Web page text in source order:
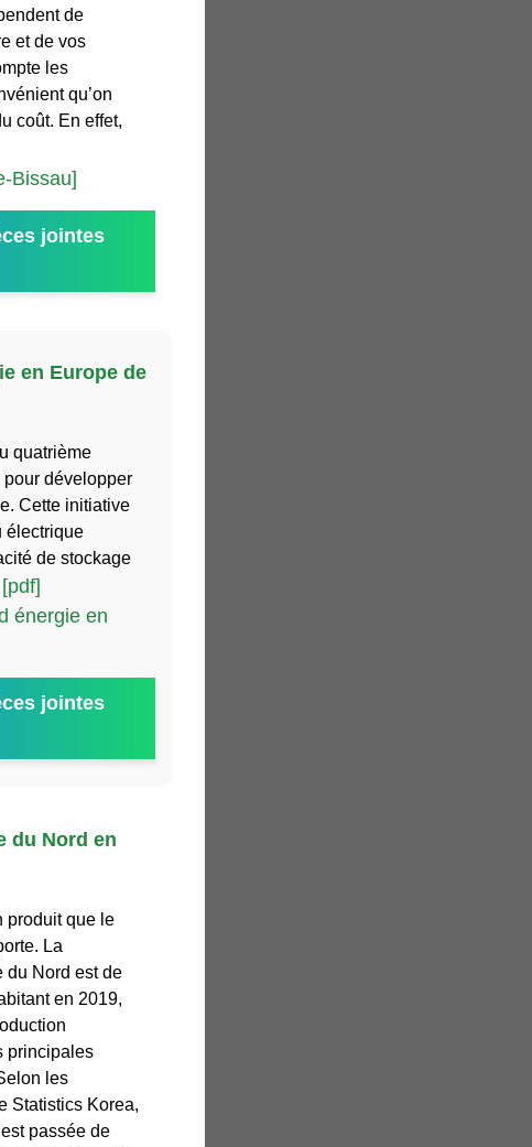
de
et de vos
les
qu’on
coût. En effet,
Bissau]
jointes
en Europe de
quatrième
développer
Cette initiative
électrique
de stockage
[pdf]
énergie en
jointes
du Nord en
produit que le
La
du Nord est de
en 2019,
principales
les
Statistics Korea,
passée de